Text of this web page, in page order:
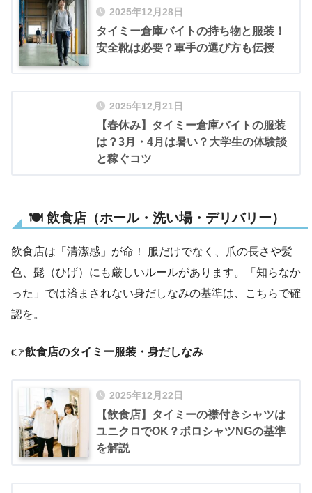
2025年12月28日
タイミー倉庫バイトの持ち物と服装！
安全靴は必要？軍手の選び方も伝授
2025年12月21日
【春休み】タイミー倉庫バイトの服装
は？3月・4月は暑い？大学生の体験談
と稼ぐコツ
🍽 飲食店（ホール・洗い場・デリバリー）
飲食店は「清潔感」が命！ 服だけでなく、爪の長さや髪
色、髭（ひげ）にも厳しいルールがあります。「知らなか
った」では済まされない身だしなみの基準は、こちらで確
認を。
👉飲食店のタイミー服装・身だしなみ
2025年12月22日
【飲食店】タイミーの襟付きシャツは
ユニクロでOK？ポロシャツNGの基準
を解説